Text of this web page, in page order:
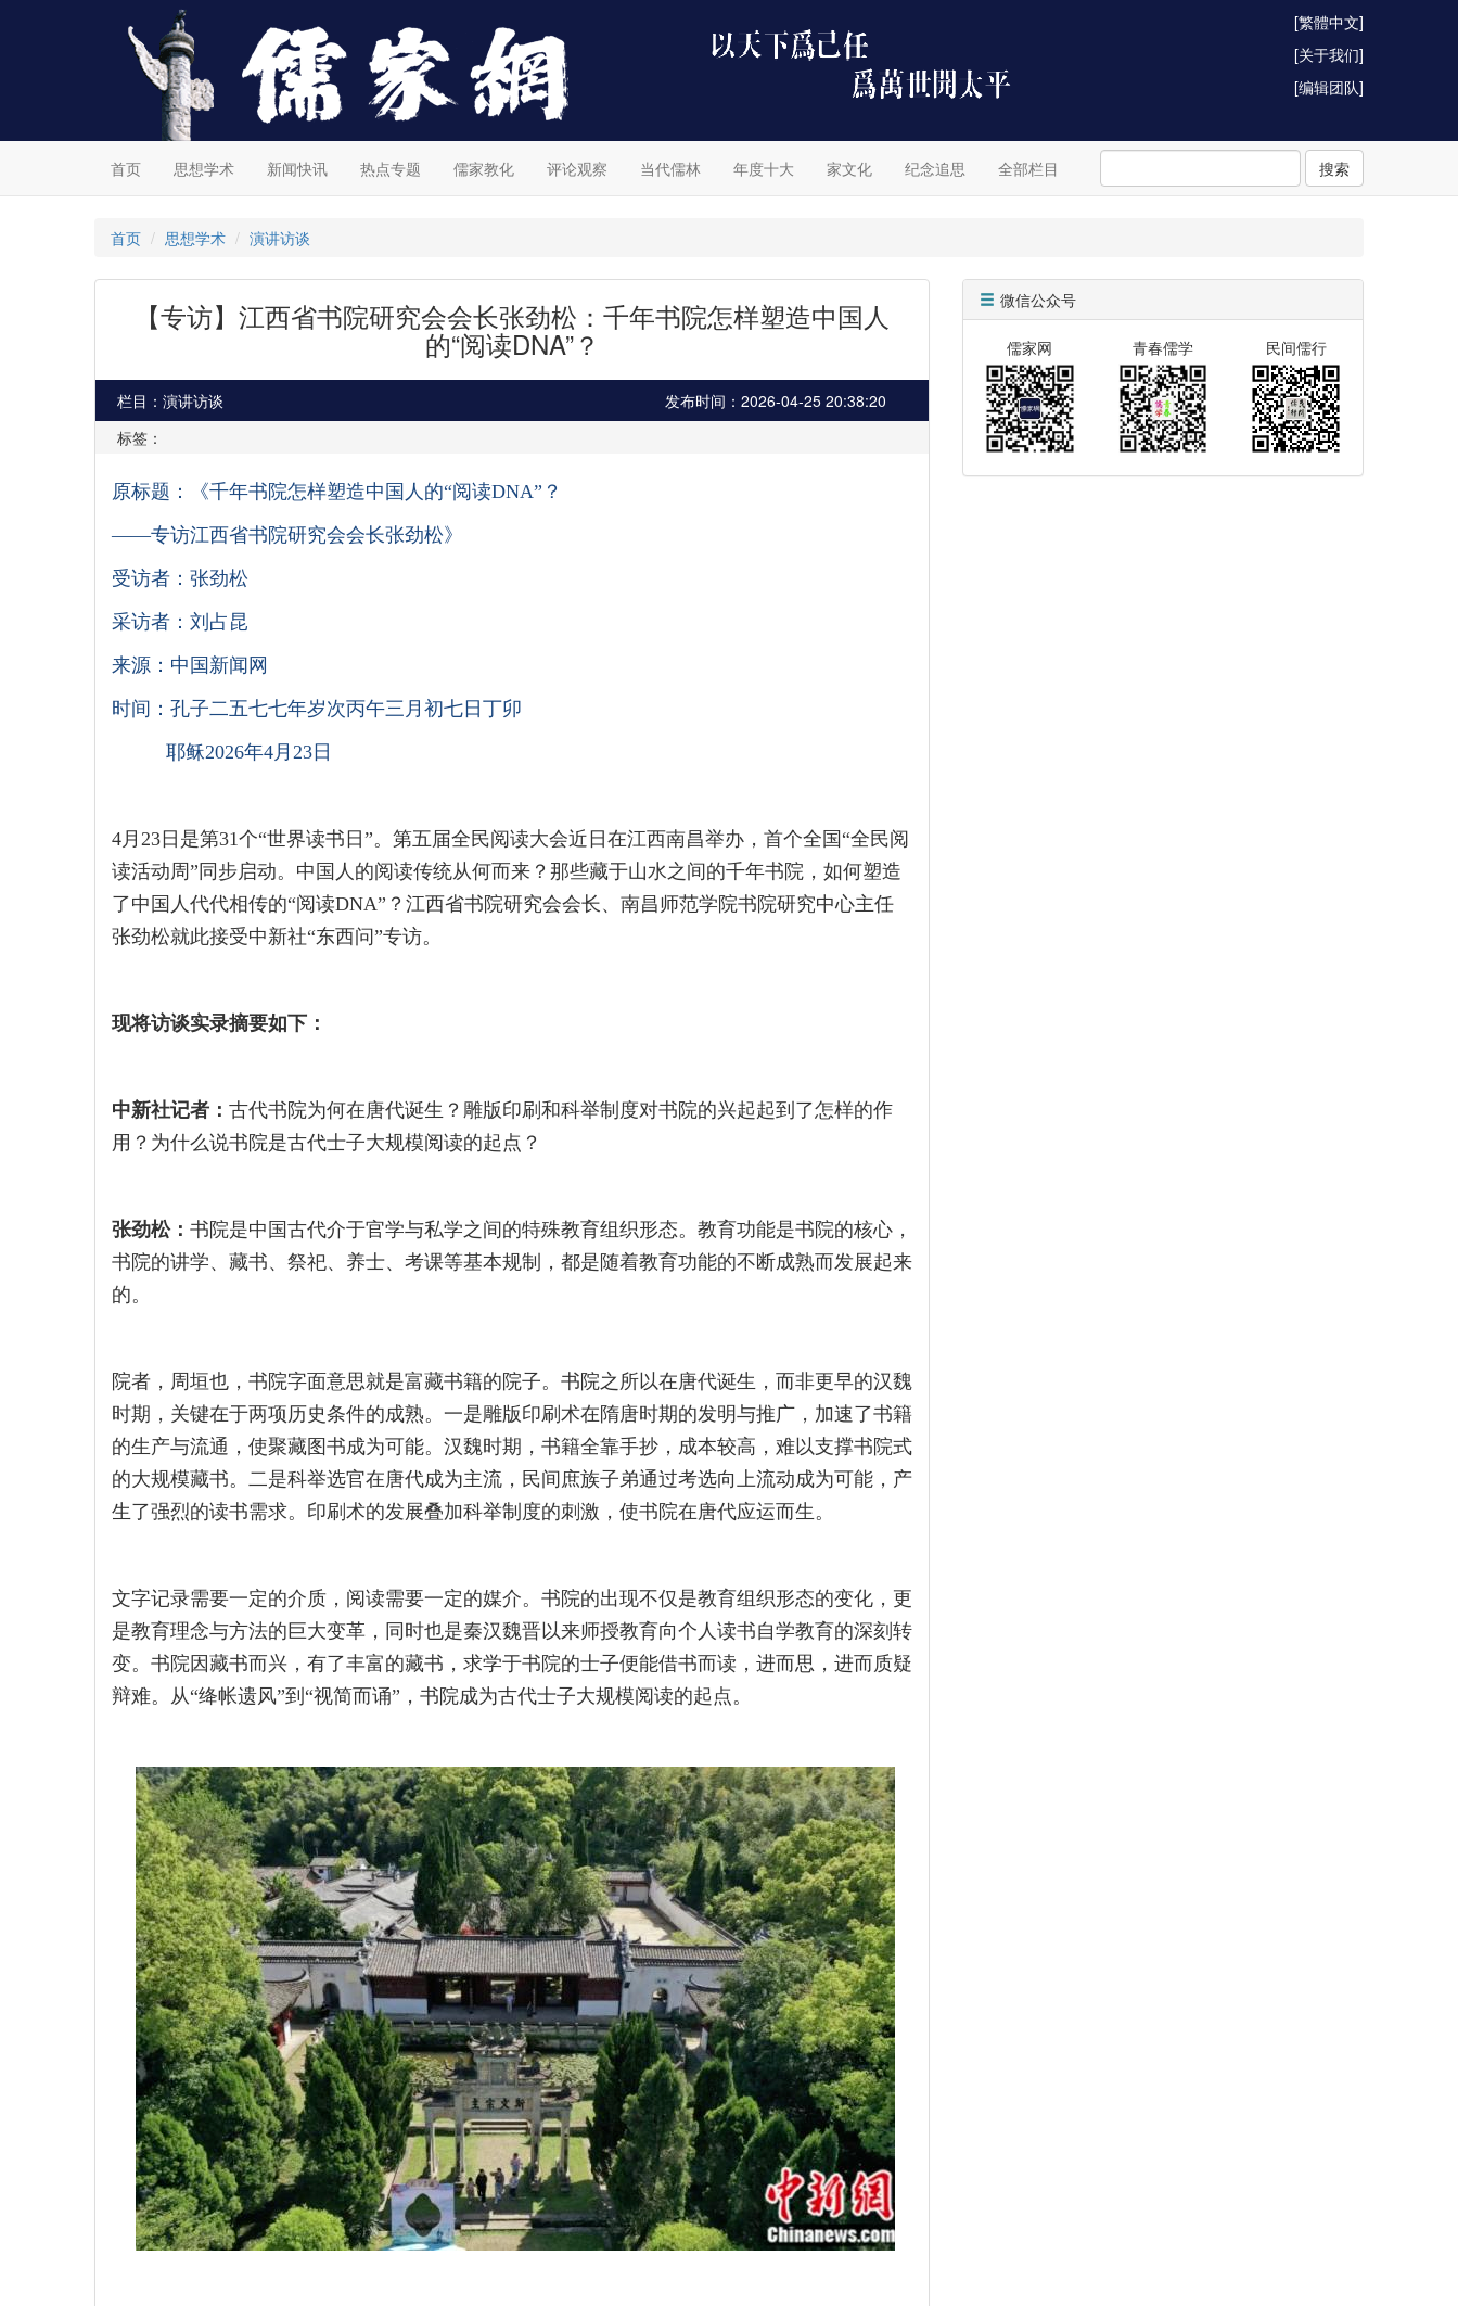
[繁體中文]
[关于我们]
[编辑团队]
首页 思想学术 新闻快讯 热点专题 儒家教化 评论观察 当代儒林 年度十大 家文化 纪念追思 全部栏目 搜索
首页 思想学术 演讲访谈
【专访】江西省书院研究会会长张劲松：千年书院怎样塑造中国人
的“阅读DNA”？
栏目：演讲访谈
发布时间：2026-04-25 20:38:20
标签：
原标题：《千年书院怎样塑造中国人的“阅读DNA”？
——专访江西省书院研究会会长张劲松》
受访者：张劲松
采访者：刘占昆
来源：中国新闻网
时间：孔子二五七七年岁次丙午三月初七日丁卯
耶稣2026年4月23日
4月23日是第31个“世界读书日”。第五届全民阅读大会近日在江西南昌举办，首个全国“全民阅
读活动周”同步启动。中国人的阅读传统从何而来？那些藏于山水之间的千年书院，如何塑造
了中国人代代相传的“阅读DNA”？江西省书院研究会会长、南昌师范学院书院研究中心主任
张劲松就此接受中新社“东西问”专访。
现将访谈实录摘要如下：
中新社记者： 古代书院为何在唐代诞生？雕版印刷和科举制度对书院的兴起起到了怎样的作
用？为什么说书院是古代士子大规模阅读的起点？
张劲松： 书院是中国古代介于官学与私学之间的特殊教育组织形态。教育功能是书院的核心，
书院的讲学、藏书、祭祀、养士、考课等基本规制，都是随着教育功能的不断成熟而发展起来
的。
院者，周垣也，书院字面意思就是富藏书籍的院子。书院之所以在唐代诞生，而非更早的汉魏
时期，关键在于两项历史条件的成熟。一是雕版印刷术在隋唐时期的发明与推广，加速了书籍
的生产与流通，使聚藏图书成为可能。汉魏时期，书籍全靠手抄，成本较高，难以支撑书院式
的大规模藏书。二是科举选官在唐代成为主流，民间庶族子弟通过考选向上流动成为可能，产
生了强烈的读书需求。印刷术的发展叠加科举制度的刺激，使书院在唐代应运而生。
文字记录需要一定的介质，阅读需要一定的媒介。书院的出现不仅是教育组织形态的变化，更
是教育理念与方法的巨大变革，同时也是秦汉魏晋以来师授教育向个人读书自学教育的深刻转
变。书院因藏书而兴，有了丰富的藏书，求学于书院的士子便能借书而读，进而思，进而质疑
辩难。从“绛帐遗风”到“视简而诵”，书院成为古代士子大规模阅读的起点。
微信公众号
儒家网 青春儒学 民间儒行